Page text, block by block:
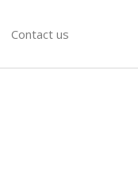
Contact us